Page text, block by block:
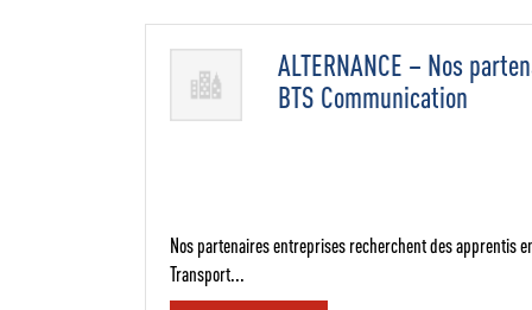
ALTERNANCE – Nos
BTS Communication
Nos partenaires entreprises recherchent des apprentis
Transport...